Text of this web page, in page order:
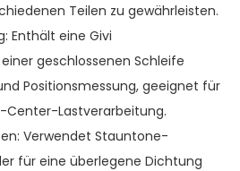
Teilen zu gewährleisten.
Enthält eine Givi
geschlossenen Schleife
Positionsmessung, geeignet für
Lastverarbeitung.
Verwendet Stauntone-
für eine überlegene Dichtung